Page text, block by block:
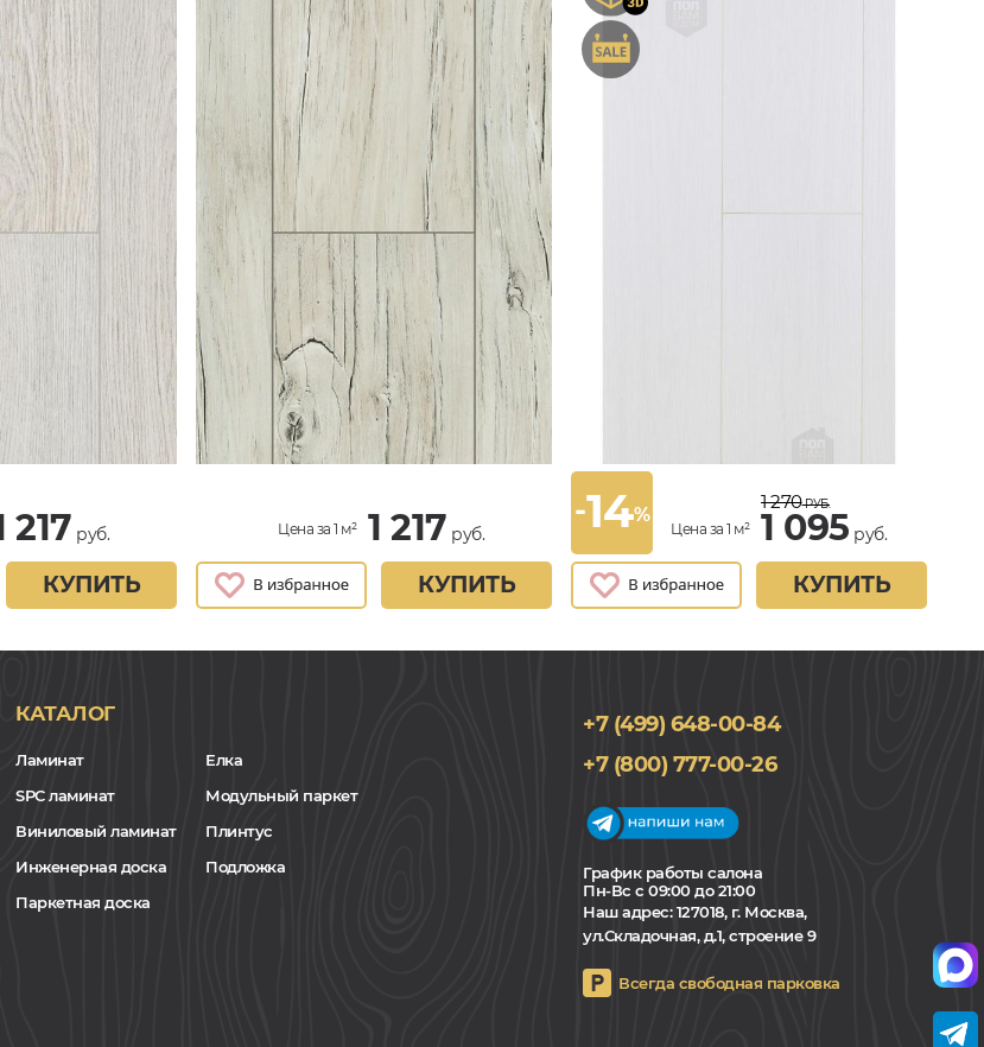
217 руб.
КУПИТЬ
Цена за 1 м² 1 217 руб.
КУПИТЬ
-14%
Цена за 1 м²
1 270РУБ.
1 095 руб.
КУПИТЬ
КАТАЛОГ
Ламинат
SPC ламинат
Виниловый ламинат
Инженерная доска
Паркетная доска
Елка
Модульный паркет
Плинтус
Подложка
+7 (499) 648-00-84
+7 (800) 777-00-26
График работы салона
Пн-Вс с 09:00 до 21:00
Наш адрес:127018, г. Москва,
ул.Складочная, д.1, строение 9
Всегда свободная парковка